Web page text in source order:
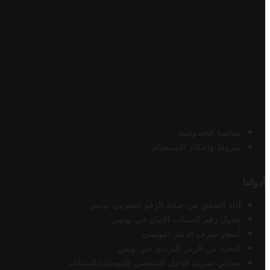
سياسة الخصوصية
شروط وأحكام الاستخدام
أدواتنا
أداة التحقق من صحة الرقم الضريبي تونس
محول رقم الحساب الآيبان في تونس
أسعار صرف الدينار التونسي
البحث عن الرمز البريدي في تونس
محاكي ضريبة الدخل الشخصي للموظف/المتقاعد